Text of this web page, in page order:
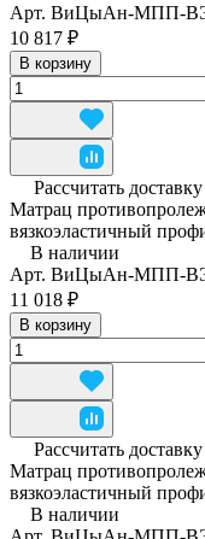
Арт. ВиЦыАн-МПП-
10 817 ₽
В корзину
Рассчитать доставку
Матрац
вязкоэластичный
В наличии
Арт. ВиЦыАн-МПП-
11 018 ₽
В корзину
Рассчитать доставку
Матрац
вязкоэластичный
В наличии